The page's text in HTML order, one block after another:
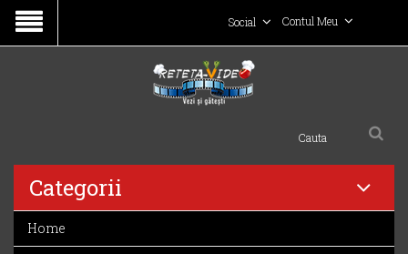
Contul Meu
Social
Categorii
Home